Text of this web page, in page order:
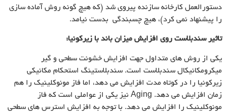
دستورالعمل کارخانه سازنده پیروی شد (که هیچ گونه روش آماده سازی
را پیشنهاد نمی کرد)، هیچ چسبندگی بدست نیامد.
تاثیر سندبلاست روی افزایش میزان باند با زیرکونیا:
یکی از روش های متداول جهت افزایش خشونت سطحی و گیر
میکرومکانیکال سندبلاست است. سندبلاستینگ استحکام مکانیکی
زیرکونیا را در کوتاه مدت افزایش می دهد، اما فاز مونوکلینیک را هم
زمان افزایش می دهد. Aging نیز یکی از عواملی است که فاز
مونوکلینیک را افزایش می دهد. با توجه به افزایش استرس های سطحی